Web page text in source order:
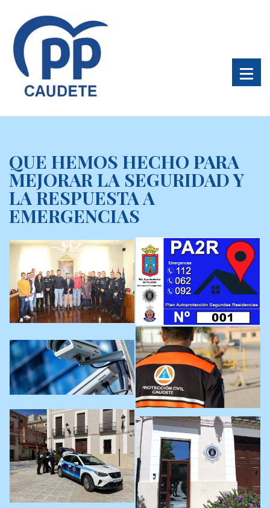
QUE HEMOS HECHO PARA
MEJORAR LA SEGURIDAD Y
LA RESPUESTA A
EMERGENCIAS